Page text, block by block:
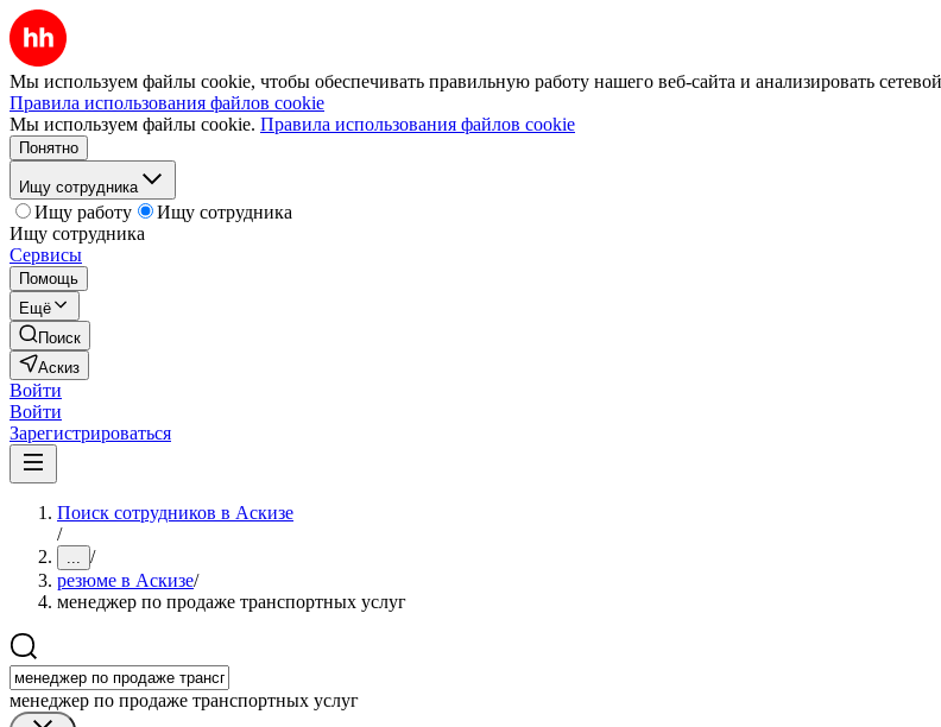
Мы используем файлы cookie, чтобы обеспечивать правильную работу нашего веб-сайта и анализировать
Правила использования файлов cookie
Мы используем файлы cookie. Правила использования файлов cookie
Понятно
Ищу сотрудника
Ищу работу
Ищу сотрудника
Ищу сотрудника
Сервисы
Помощь
Ещё
Поиск
Аскиз
Войти
Войти
Зарегистрироваться
Поиск сотрудников в Аскизе
/
... /
резюме в Аскизе/
менеджер по продаже транспортных услуг
менеджер по продаже транспортных услуг